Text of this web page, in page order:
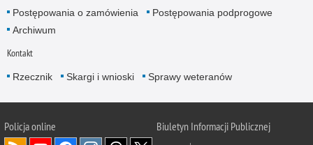
Postępowania o zamówienia
Postępowania podprogowe
Archiwum
Kontakt
Rzecznik Skargi i wnioski Sprawy weteranów
Policjaonline
Biuletyn Informacji Publicznej